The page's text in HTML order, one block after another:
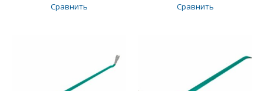
Сравнить Сравнить